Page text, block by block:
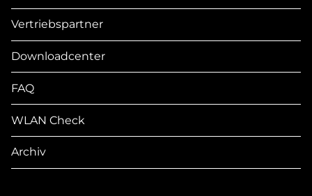
Vertriebspartner
Downloadcenter
FAQ
WLAN Check
Archiv